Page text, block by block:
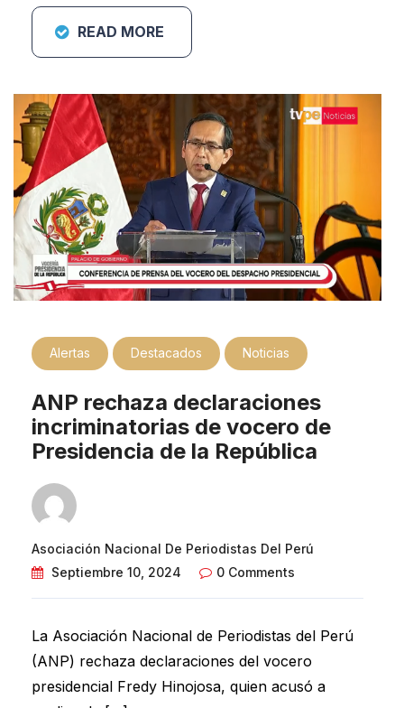
READ MORE
Alertas Destacados Noticias
ANP rechaza declaraciones
incriminatorias de vocero de
Presidencia de la República
Asociación Nacional De Periodistas Del Perú
Septiembre 10, 2024
0 Comments
La Asociación Nacional de Periodistas del Perú
(ANP) rechaza declaraciones del vocero
presidencial Fredy Hinojosa, quien acusó a